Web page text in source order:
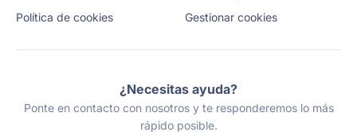
Política de cookies
Gestionar cookies
¿Necesitas ayuda?
Ponte en contacto con nosotros y te responderemos lo más
rápido posible.